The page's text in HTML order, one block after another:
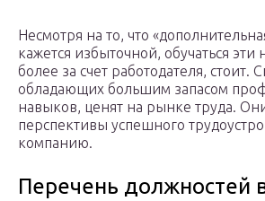
Несмотря на то, что
кажется избыточной, обучаться эти
более за счет работодателя, стоит.
обладающих большим запасом
навыков, ценят на рынке труда.
перспективы успешного
компанию.
Перечень должностей